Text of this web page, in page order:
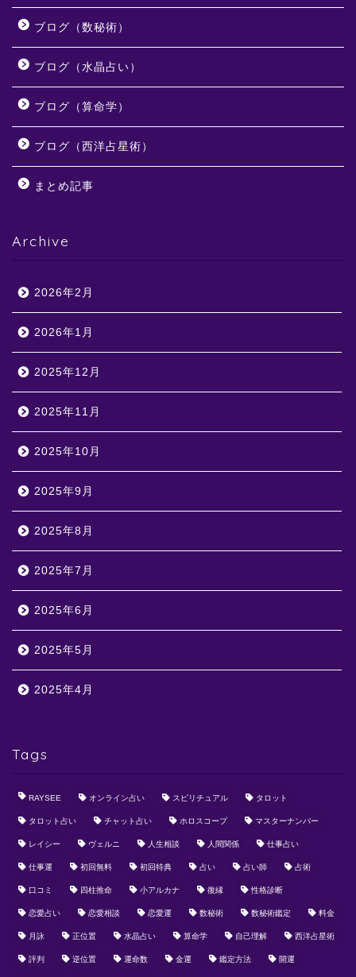
ブログ（数秘術）
ブログ（水晶占い）
ブログ（算命学）
ブログ（西洋占星術）
まとめ記事
Archive
2026年2月
2026年1月
2025年12月
2025年11月
2025年10月
2025年9月
2025年8月
2025年7月
2025年6月
2025年5月
2025年4月
Tags
RAYSEE オンライン占い スピリチュアル タロット
タロット占い チャット占い ホロスコープ マスターナンバー
レイシー ヴェルニ 人生相談 人間関係 仕事占い
仕事運 初回無料 初回特典 占い 占い師 占術
口コミ 四柱推命 小アルカナ 復縁 性格診断
恋愛占い 恋愛相談 恋愛運 数秘術 数秘術鑑定 料金
月詠 正位置 水晶占い 算命学 自己理解 西洋占星術
評判 逆位置 運命数 金運 鑑定方法 開運